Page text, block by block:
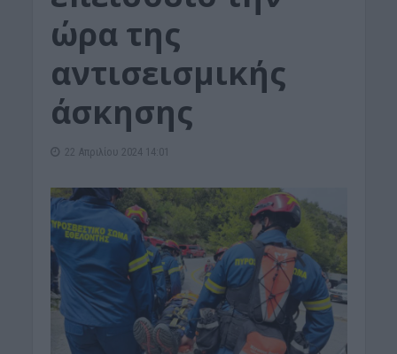
ώρα της
αντισεισμικής
άσκησης
22 Απριλίου 2024 14:01